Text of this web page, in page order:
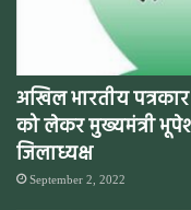
अखिल भारतीय पत्रकार
को लेकर मुख्यमंत्री
जिलाध्यक्ष
September 2, 2022